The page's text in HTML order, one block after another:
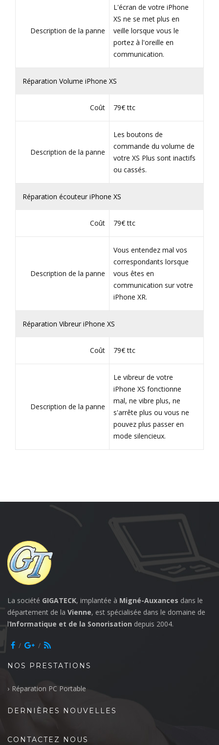
Description de la panne
L'écran de votre iPhone
XS ne se met plus en
veille lorsque vous le
portez à l'oreille en
communication.
Réparation Volume iPhone XS
Coût 79€ ttc
Description de la panne
Les boutons de
commande du volume de
votre XS Plus sont inactifs
ou cassés.
Réparation écouteur iPhone XS
Coût 79€ ttc
Description de la panne
Vous entendez mal vos
correspondants lorsque
vous êtes en
communication sur votre
iPhone XR.
Réparation Vibreur iPhone XS
Coût 79€ ttc
Description de la panne
Le vibreur de votre
iPhone XS fonctionne
mal, ne vibre plus, ne
s'arrête plus ou vous ne
pouvez plus passer en
mode silencieux.
La société GIGATECK, implantée à Migné-Auxances dans le
département de la Vienne, est spécialisée dans le domaine de
l’Informatique et de la Sonorisation depuis 2004.
NOS PRESTATIONS
Réparation PC Portable
DERNIÈRES NOUVELLES
CONTACTEZ NOUS